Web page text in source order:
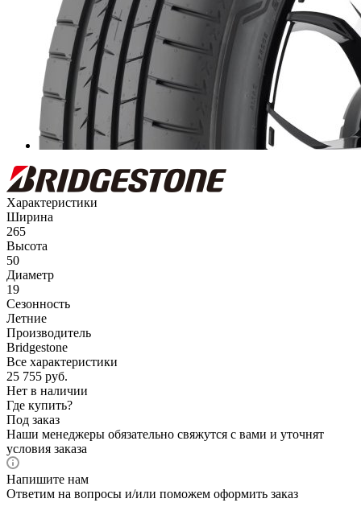
Характеристики
Ширина
265
Высота
50
Диаметр
19
Сезонность
Летние
Производитель
Bridgestone
Все характеристики
25 755 руб.
Нет в наличии
Где купить?
Под заказ
Наши менеджеры обязательно свяжутся с вами и уточнят
условия заказа
Напишите нам
Ответим на вопросы и/или поможем оформить заказ